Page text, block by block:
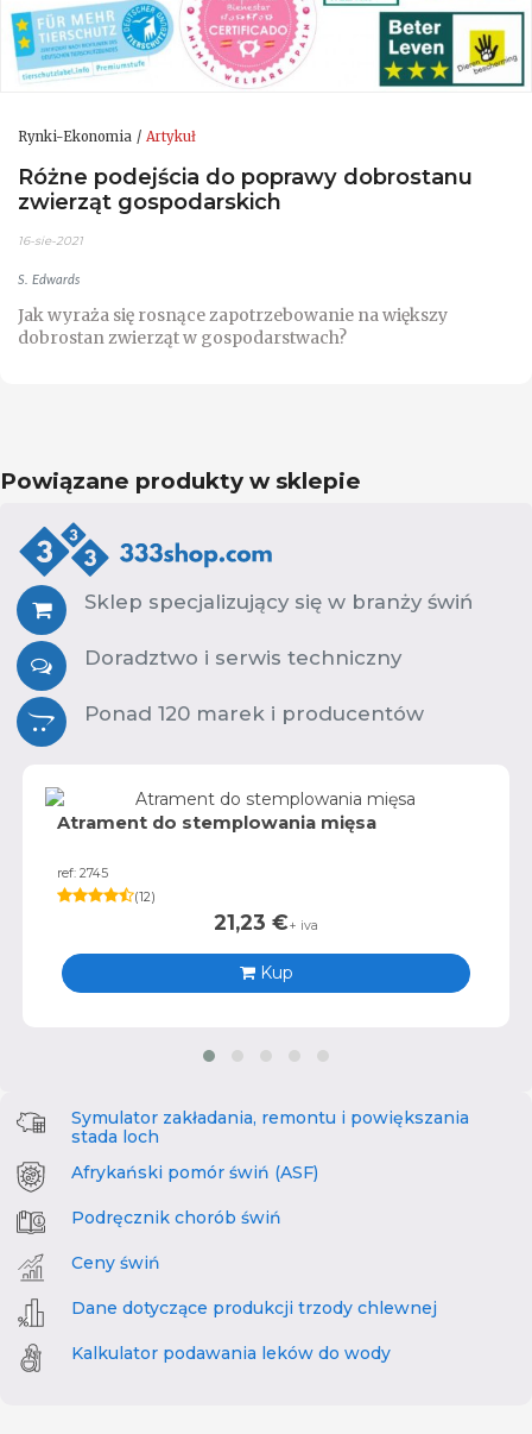
Rynki-Ekonomia Artykuł
Różne podejścia do poprawy dobrostanu
zwierząt gospodarskich
16-sie-2021
S. Edwards
Jak wyraża się rosnące zapotrzebowanie na większy
dobrostan zwierząt w gospodarstwach?
Powiązane produkty w sklepie
Sklep specjalizujący się w branży świń
Doradztwo i serwis techniczny
Ponad 120 marek i producentów
Atrament do stemplowania mięsa
ref: 2745
(12)
21,23 €+ iva
Kup
Symulator zakładania, remontu i powiększania
stada loch
Afrykański pomór świń (ASF)
Podręcznik chorób świń
Ceny świń
Dane dotyczące produkcji trzody chlewnej
Kalkulator podawania leków do wody